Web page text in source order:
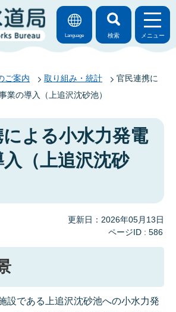
Language 検索 メニュー
ご案内 取り組み・統計
官民連携に
業の導入（上追沢沈砂池）
よる小水力発電
（上追沢沈砂
更新日：2026年05月13日
ページID : 586
設である上追沢沈砂池への小水力発